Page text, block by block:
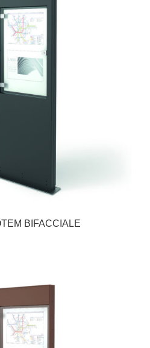
BIFACCIALE